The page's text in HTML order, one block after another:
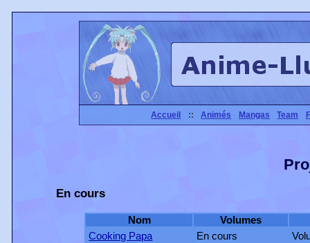
Accueil :: Animés Mangas Team
En cours
Nom
Volumes
Cooking Papa
En cours